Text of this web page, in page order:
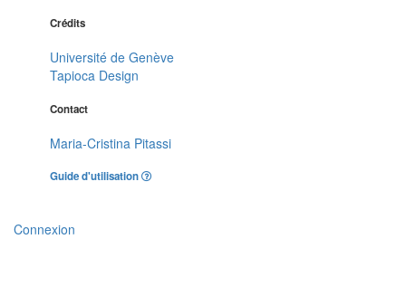
Crédits
Université de Genève
Tapioca Design
Contact
Maria-Cristina Pitassi
Guide d'utilisation
Connexion